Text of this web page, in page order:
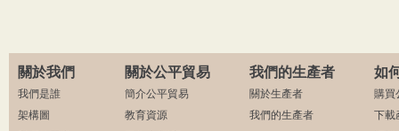
關於我們 關於公平貿易 我們的生產者 如
我們是誰
架構圖
簡介公平貿易
教育資源
關於生產者
我們的生產者
購買
下載